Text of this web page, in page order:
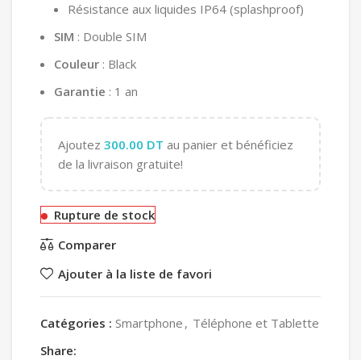
Résistance aux liquides IP64 (splashproof)
SIM : Double SIM
Couleur : Black
Garantie : 1 an
Ajoutez 300.00 DT au panier et bénéficiez
de la livraison gratuite!
Rupture de stock
Comparer
Ajouter à la liste de favori
Catégories : Smartphone , Téléphone et Tablette
Share: